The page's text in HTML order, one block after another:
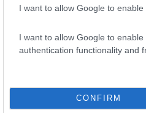
I want to allow Google to
I want to allow Google to
authentication functionality and
CONFIRM
Δείτε μας ζωντανά